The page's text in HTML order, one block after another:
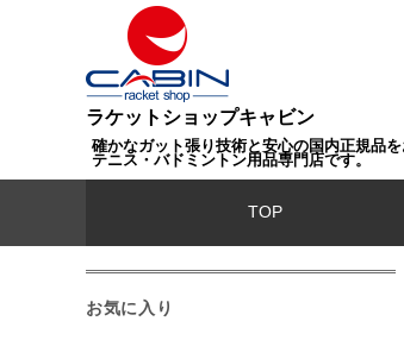
ラケットショップキャビン
確かなガット張り技術と安心の国内正規品
テニス・バドミントン用品専門店です。
TOP
お気に入り